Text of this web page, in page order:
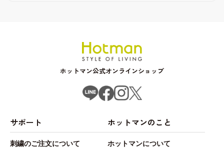
ホットマン公式オンラインショップ
サポート
刺繍のご注文について
ホットマンのこと
ホットマンについて